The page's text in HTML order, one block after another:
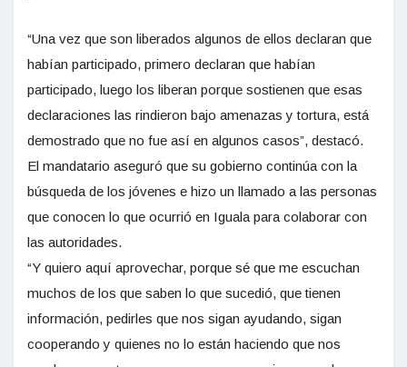
“Una vez que son liberados algunos de ellos declaran que
habían participado, primero declaran que habían
participado, luego los liberan porque sostienen que esas
declaraciones las rindieron bajo amenazas y tortura, está
demostrado que no fue así en algunos casos”, destacó.
El mandatario aseguró que su gobierno continúa con la
búsqueda de los jóvenes e hizo un llamado a las personas
que conocen lo que ocurrió en Iguala para colaborar con
las autoridades.
“Y quiero aquí aprovechar, porque sé que me escuchan
muchos de los que saben lo que sucedió, que tienen
información, pedirles que nos sigan ayudando, sigan
cooperando y quienes no lo están haciendo que nos